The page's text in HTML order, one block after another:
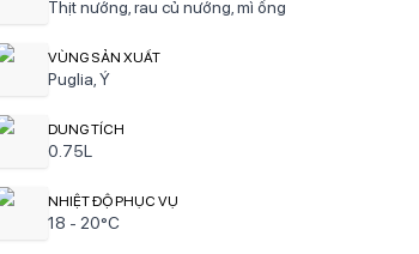
Thịt nướng, rau củ nướng, mì ống
VÙNG SẢN XUẤT
Puglia, Ý
DUNG TÍCH
0.75L
NHIỆT ĐỘ PHỤC VỤ
18 - 20°C